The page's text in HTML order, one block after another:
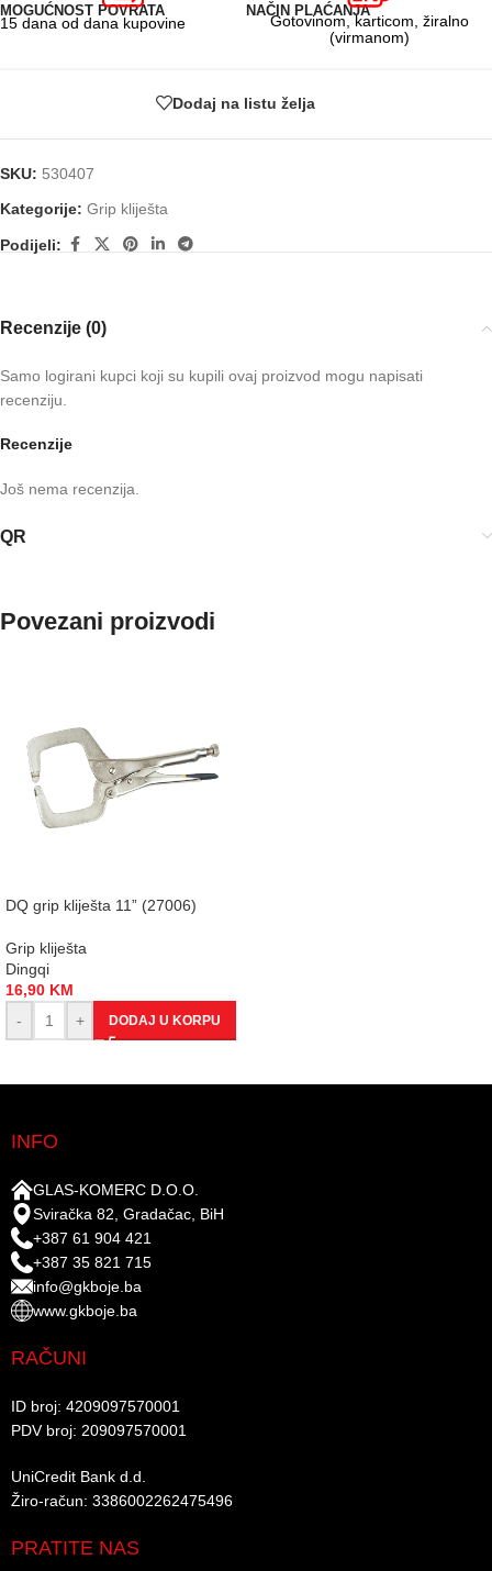
MOGUĆNOST POVRATA
15 dana od dana kupovine
NAČIN PLAĆANJA
Gotovinom, karticom, žiralno
(virmanom)
Dodaj na listu želja
SKU: 530407
Kategorije: Grip kliješta
Podijeli:
Recenzije (0)
Recenzije
Još nema recenzija.
Samo logirani kupci koji su kupili ovaj proizvod mogu napisati
recenziju.
QR
Povezani proizvodi
DQ grip kliješta 11” (27006)
Grip kliješta
Dingqi
16,90 KM
-
+ DODAJ U KORPU
INFO
GLAS-KOMERC D.O.O.
Sviračka 82, Gradačac, BiH
+387 61 904 421
+387 35 821 715
info@gkboje.ba
www.gkboje.ba
RAČUNI
ID broj: 4209097570001​
PDV broj: 209097570001 ​
UniCredit Bank d.d.​
Žiro-račun: 3386002262475496​​
PRATITE NAS